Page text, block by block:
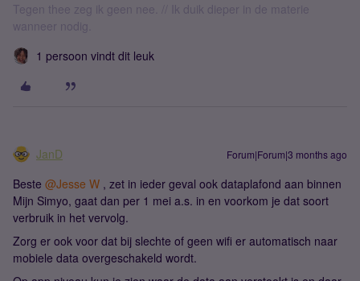
Tegen thee zeg ik geen nee. // Ik duik dieper in de materie
wanneer nodig.
1 persoon vindt dit leuk
JanD Forum|Forum|3 months ago
Beste ​ @Jesse W , zet in ieder geval ook dataplafond aan binnen
Mijn Simyo, gaat dan per 1 mei a.s. in en voorkom je dat soort
verbruik in het vervolg.
Zorg er ook voor dat bij slechte of geen wifi er automatisch naar
mobiele data overgeschakeld wordt.